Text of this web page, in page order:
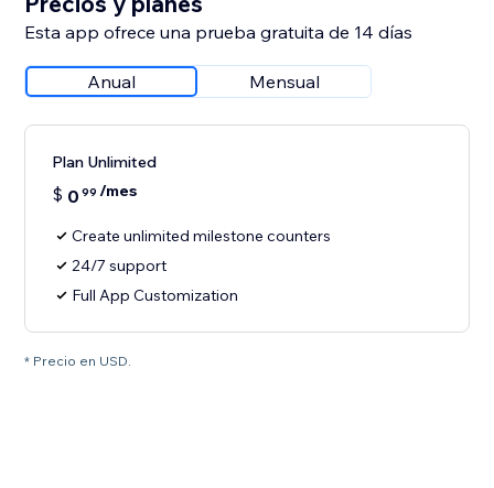
Esta app ofrece una prueba gratuita de 14 días
Anual Mensual
Plan Unlimited
$ 0 99 /mes
Create unlimited milestone counters
24/7 support
Full App Customization
* Precio en USD.